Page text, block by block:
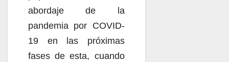
abordaje de la
pandemia por COVID-
19 en las próximas
fases de esta, cuando